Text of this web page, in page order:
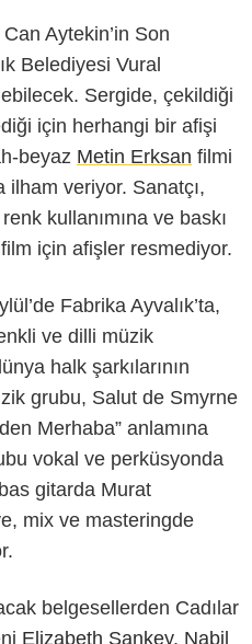
Aytekin’in Son
Belediyesi Vural
Sergide, çekildiği
için herhangi bir afişi
beyaz Metin Erksan filmi
ilham veriyor. Sanatçı,
kullanımına ve baskı
için afişler resmediyor.
Fabrika Ayvalık’ta,
ve dilli müzik
halk şarkılarının
grubu, Salut de Smyrne
Merhaba” anlamına
vokal ve perküsyonda
gitarda Murat
mix ve masteringde
belgesellerden Cadılar
Elizabeth Sankey, Nabil